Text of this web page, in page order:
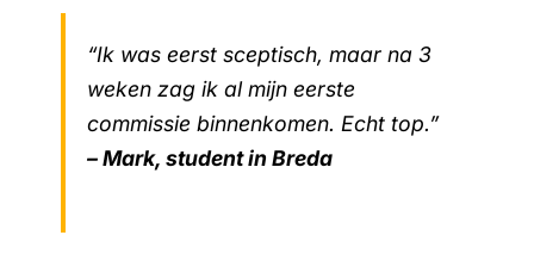
“Ik was eerst sceptisch, maar na 3
weken zag ik al mijn eerste
commissie binnenkomen. Echt top.”
– Mark, student in Breda